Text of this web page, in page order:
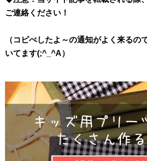
ご連絡ください！
（コピぺしたよ～の通知がよく来るの
いてます(;^_^A）